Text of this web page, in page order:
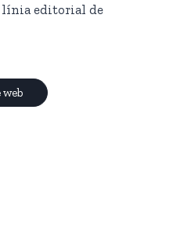
línia editorial de
web